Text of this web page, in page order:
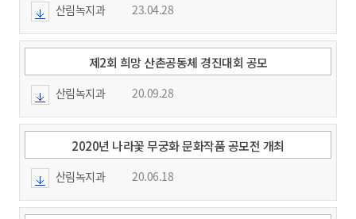
산림녹지과 23.04.28
제2회 희망 산촌공동체 경진대회 공모
산림녹지과 20.09.28
2020년 나라꽃 무궁화 문화작품 공모전 개최
산림녹지과 20.06.18